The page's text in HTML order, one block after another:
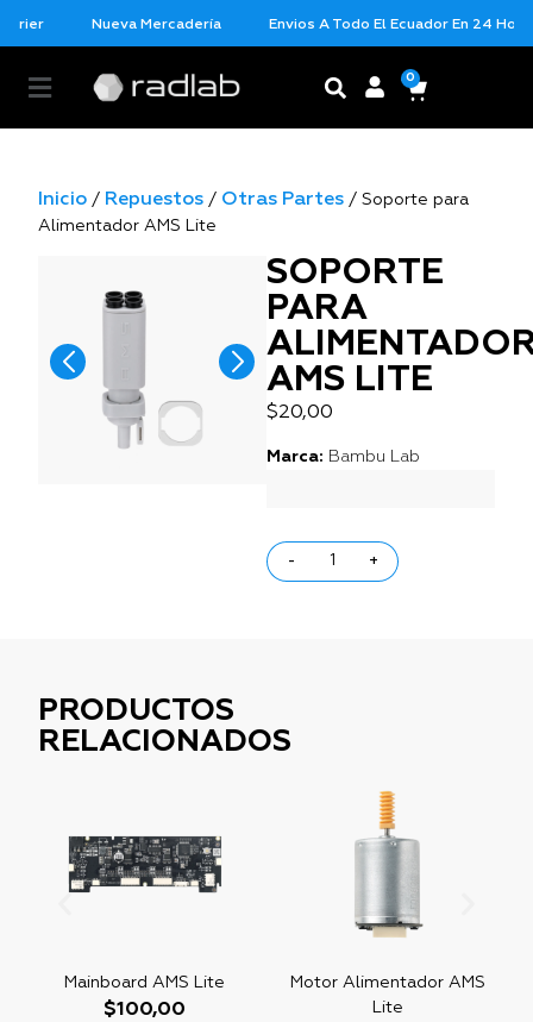
Nueva Mercadería Envios A Todo El Ecuador En 24
0
Inicio / Repuestos / Otras Partes / Soporte para
Alimentador AMS Lite
SOPORTE
PARA
AMS LITE
$20,00
Marca: Bambu Lab
- +
PRODUCTOS
RELACIONADOS
Mainboard AMS Lite
$100,00
Motor Alimentador AMS
Lite